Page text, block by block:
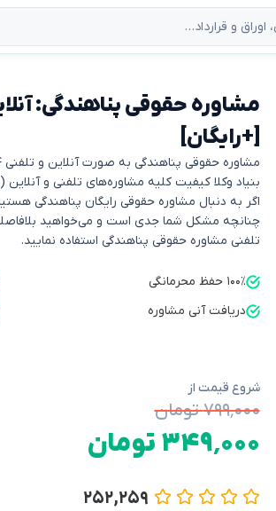
[+رایگان]
مشاوره حقوقی پناهندگی به صورت آنلاین و تلفنی ۲۴ ساعته توسط بنیاد وکلا ارائه می‌شود.
بنیاد وکلا کیفیت کلیه مشاوره‌های تلفنی و آنلاین (چت) در
اگر به دنبال مشاوره حقوقی رایگان پناهندگی
چنانچه مشکل شما جدی است و می‌خواهید
تلفنی مشاوره حقوقی پناهندگی استفاده نمایید.
۱۰۰٪ حفظ محرمانگی
دریافت آنی مشاوره
شروع قیمت از
۷۹۹٬۰۰۰ تومان
۳۴۹٬۰۰۰ تومان
۲۵۲,۲۵۹